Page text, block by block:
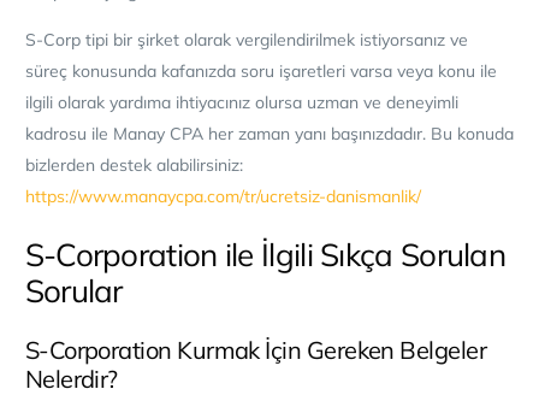
S-Corp tipi bir şirket olarak vergilendirilmek istiyorsanız ve
süreç konusunda kafanızda soru işaretleri varsa veya konu ile
ilgili olarak yardıma ihtiyacınız olursa uzman ve deneyimli
kadrosu ile Manay CPA her zaman yanı başınızdadır. Bu konuda
bizlerden destek alabilirsiniz:
https://www.manaycpa.com/tr/ucretsiz-danismanlik/
S-Corporation ile İlgili Sıkça Sorulan
Sorular
S-Corporation Kurmak İçin Gereken Belgeler
Nelerdir?